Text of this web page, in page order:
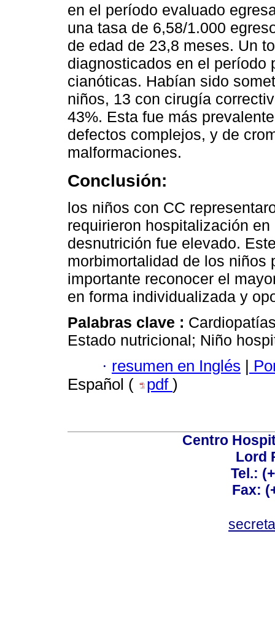
en el período evaluado
una tasa de 6,58/1.000
de edad de 23,8 meses. Un
diagnosticados en el período
cianóticas. Habían sido
niños, 13 con cirugía
43%. Esta fue más
defectos complejos, y de
malformaciones.
Conclusión:
los niños con CC
requirieron hospitalización
desnutrición fue elevado.
morbimortalidad de los niños
importante reconocer el
en forma individualizada y
Palabras clave :
Estado nutricional; Niño
· resumen en Inglés
Español (
pdf )
Centro
Lord
Tel.:
Fax: